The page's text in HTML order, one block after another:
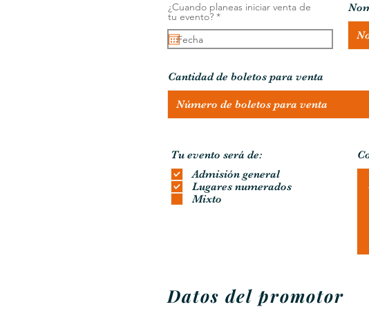
¿Cuando planeas iniciar venta de
tu evento? *r
u
e
d
Cantidad de boletos para venta
Tu evento será de:
l
i
Admisión general
Lugares numerados
Mixto
Datos del promotor